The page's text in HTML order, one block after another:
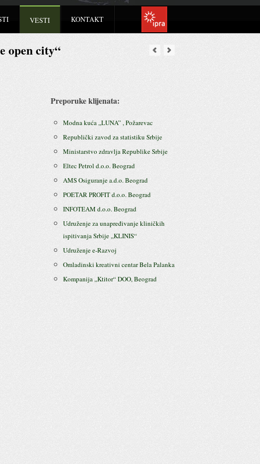
VESTI KONTAKT
open city“
Preporuke klijenata:
Modna kuća ,,LUNA” , Požarevac
Republički zavod za statistiku Srbije
Ministarstvo zdravlja Republike Srbije
Eltec Petrol d.o.o. Beograd
AMS Osiguranje a.d.o. Beograd
POETAR PROFIT d.o.o. Beograd
INFOTEAM d.o.o. Beograd
Udruženje za unapređivanje kliničkih
ispitivanja Srbije ,,KLINIS“
Udruženje e-Razvoj
Omladinski kreativni centar Bela Palanka
Kompanija ,,Ktitor“ DOO, Beograd